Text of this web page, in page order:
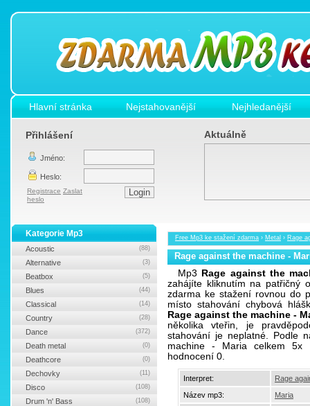
Hlavní stránka Nejstahovanější Nejhledanější
Přihlášení
Jméno:
Heslo:
Registrace Zaslat
heslo
Aktuálně
Free Mp3 ke stažení zdarma › Metal › Rage
Rage against the machine -
Mp3
Rage against the
zahájíte kliknutím na patřičný
zdarma ke stažení rovnou do
místo stahování chybová
Rage against the machine -
několika vteřin, je
stahování je neplatné. Podle
machine - Maria celkem 5x
hodnocení 0.
Interpret:
Rage
Název mp3:
Maria
Kategorie Mp3
Acoustic (88)
Alternative (3)
Beatbox (5)
Blues (44)
Classical (14)
Country (28)
Dance (372)
Death metal (0)
Deathcore (0)
Dechovky (11)
Disco (108)
Drum 'n' Bass (108)